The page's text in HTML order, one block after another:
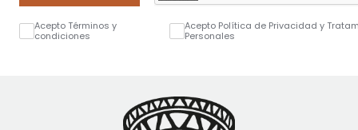
Acepto Términos y
condiciones
Acepto Política de Privacidad y
Personales